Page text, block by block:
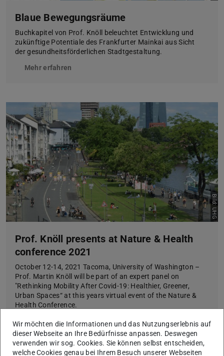
Blaue Bewegungsräume
Buchkapitel von Prof. Knöll beleuchtet Entwicklung und
zukünftige Potentiale des Frankfurter Mainkai aus Sicht
der gesundheitsförderlichen Stadtgestaltung.
Mehr erfahren
Bild: UHG
Prof. Knöll presents at Nature & Health
conference 2021
October 12-14, 2021 Tacoma, University of Washington –
Prof. Martin Knöll will be part of an expert panel on
"Rethinking Mobility After Covid-19: Healthier, Greener,
Urban Spaces“ at this years virtual event of the Nature &
Health Conference.
Mehr erfahren
Wir möchten die Informationen und das Nutzungserlebnis auf
dieser Webseite an Ihre Bedürfnisse anpassen. Deswegen
verwenden wir sog. Cookies. Sie können selbst entscheiden,
welche Cookies genau bei Ihrem Besuch unserer Webseiten